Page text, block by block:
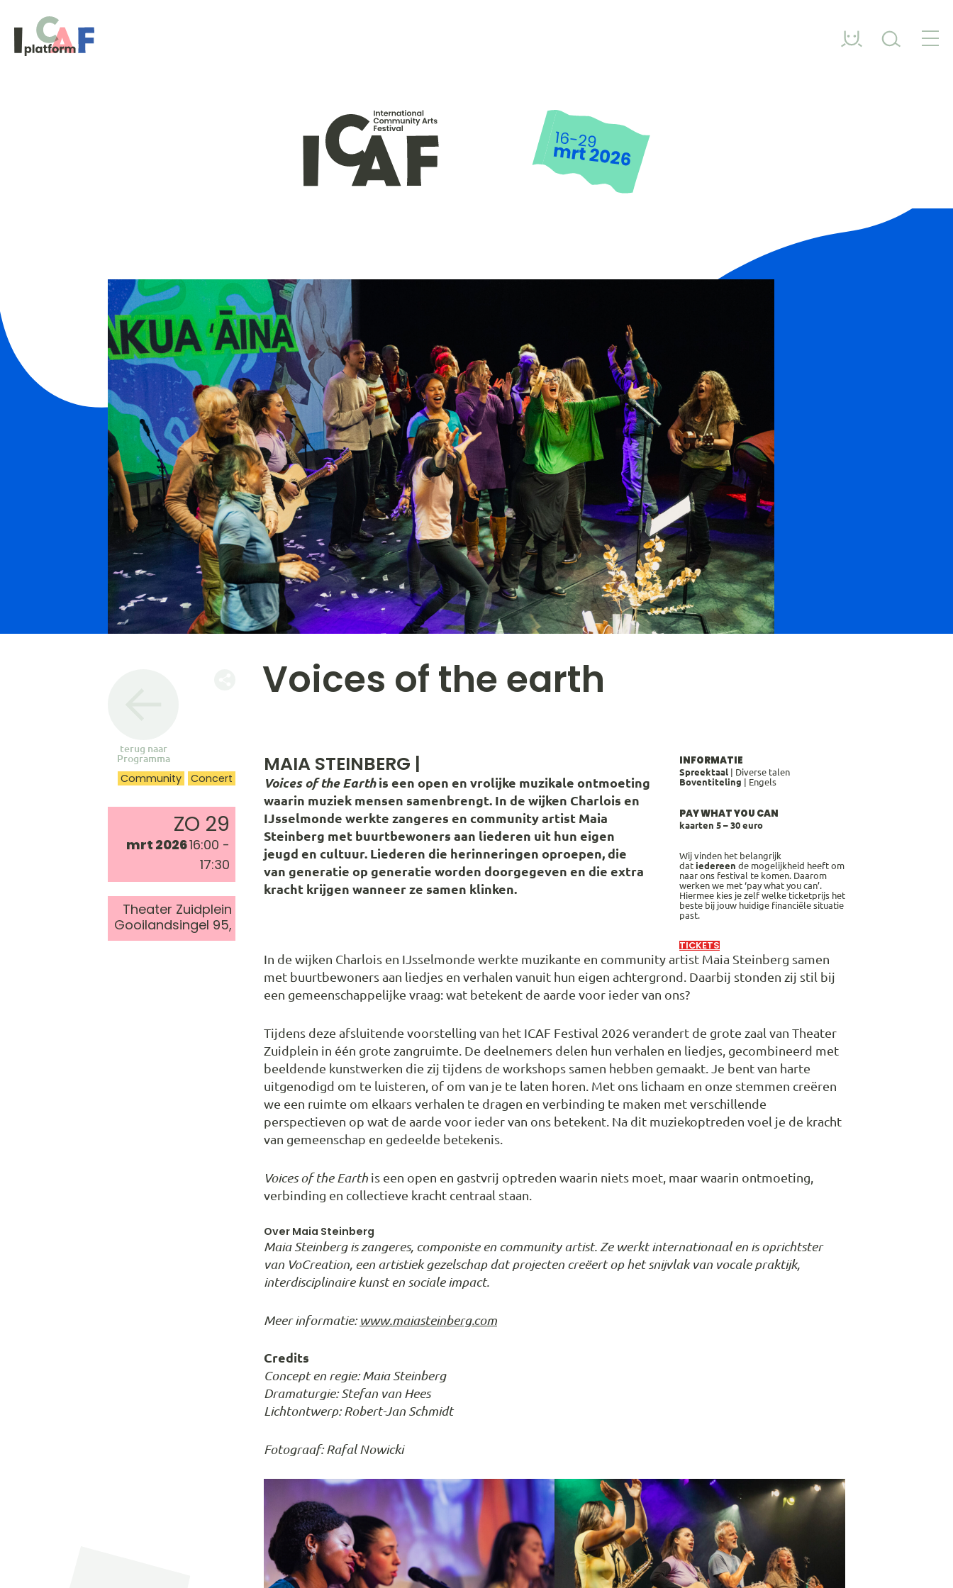
terug naar
Programma
Voices of the earth
Community Concert
ZO 29
mrt 202616:00 -
17:30
Theater Zuidplein
Gooilandsingel 95,
MAIA STEINBERG |
Voices of the Earth is een open en vrolijke muzikale ontmoeting
waarin muziek mensen samenbrengt. In de wijken Charlois en
IJsselmonde werkte zangeres en community artist Maia
Steinberg met buurtbewoners aan liederen uit hun eigen
jeugd en cultuur. Liederen die herinneringen oproepen, die
van generatie op generatie worden doorgegeven en die extra
kracht krijgen wanneer ze samen klinken.
INFORMATIE
Spreektaal | Diverse talen
Boventiteling | Engels
PAY WHAT YOU CAN
kaarten 5 – 30 euro
Wij vinden het belangrijk
dat iedereen de mogelijkheid heeft om
naar ons festival te komen. Daarom
werken we met ‘pay what you can’.
Hiermee kies je zelf welke ticketprijs het
beste bij jouw huidige financiële situatie
past.
TICKETS
In de wijken Charlois en IJsselmonde werkte muzikante en community artist Maia Steinberg samen
met buurtbewoners aan liedjes en verhalen vanuit hun eigen achtergrond. Daarbij stonden zij stil bij
een gemeenschappelijke vraag: wat betekent de aarde voor ieder van ons?
Tijdens deze afsluitende voorstelling van het ICAF Festival 2026 verandert de grote zaal van Theater
Zuidplein in één grote zangruimte. De deelnemers delen hun verhalen en liedjes, gecombineerd met
beeldende kunstwerken die zij tijdens de workshops samen hebben gemaakt. Je bent van harte
uitgenodigd om te luisteren, of om van je te laten horen. Met ons lichaam en onze stemmen creëren
we een ruimte om elkaars verhalen te dragen en verbinding te maken met verschillende
perspectieven op wat de aarde voor ieder van ons betekent. Na dit muziekoptreden voel je de kracht
van gemeenschap en gedeelde betekenis.
Voices of the Earth is een open en gastvrij optreden waarin niets moet, maar waarin ontmoeting,
verbinding en collectieve kracht centraal staan.
Over Maia Steinberg
Maia Steinberg is zangeres, componiste en community artist. Ze werkt internationaal en is oprichtster
van VoCreation, een artistiek gezelschap dat projecten creëert op het snijvlak van vocale praktijk,
interdisciplinaire kunst en sociale impact.
Meer informatie: www.maiasteinberg.com
Credits
Concept en regie: Maia Steinberg
Dramaturgie: Stefan van Hees
Lichtontwerp: Robert-Jan Schmidt
Fotograaf: Rafal Nowicki